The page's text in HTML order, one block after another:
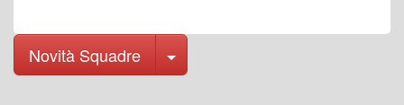
Novità Squadre Toggle Dropdown